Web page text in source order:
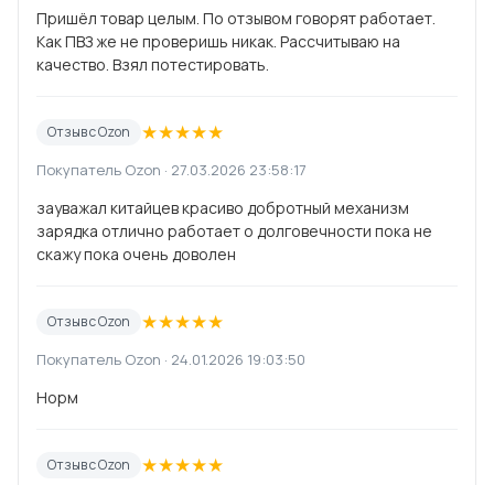
Пришёл товар целым. По отзывом говорят работает.
Как ПВЗ же не проверишь никак. Рассчитываю на
качество. Взял потестировать.
Отзыв с Ozon ★★★★★
Покупатель Ozon · 27.03.2026 23:58:17
зауважал китайцев красиво добротный механизм
зарядка отлично работает о долговечности пока не
скажу пока очень доволен
Отзыв с Ozon ★★★★★
Покупатель Ozon · 24.01.2026 19:03:50
Норм
Отзыв с Ozon ★★★★★